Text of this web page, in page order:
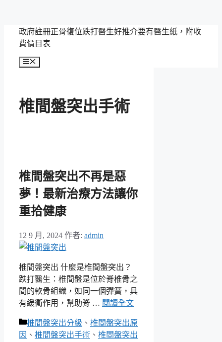
政府註冊正骨復位跌打醫生好推介要有醫生紙，附收
費價目表
選
椎間盤突出手術
椎間盤突出不再是惡
夢！最新治療方法讓你
重拾健康
12 9 月, 2024 作者: admin
椎間盤突出 什麼是椎間盤突出？
跌打醫生：椎間盤是位於脊椎骨之
間的軟骨組織，如同一個彈簧，具
有緩衝作用，幫助脊 … 閱讀全文
分
類
椎間盤突出分級 、 椎間盤突出原
因 、 椎間盤突出手術 、 椎間盤突出